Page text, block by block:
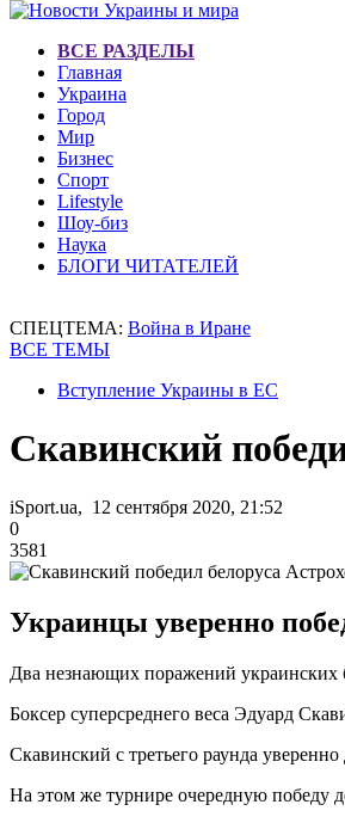
ВСЕ РАЗДЕЛЫ
Главная
Украина
Город
Мир
Бизнес
Спорт
Lifestyle
Шоу-биз
Наука
БЛОГИ ЧИТАТЕЛЕЙ
СПЕЦТЕМА: Война в Иране
ВСЕ ТЕМЫ
Вступление Украины в ЕС
Скавинский
iSport.ua, 12 сентября 2020, 21:52
0
3581
Украинцы уверенно
Два незнающих поражений украинских
Боксер суперсреднего веса Эдуард
Скавинский с третьего раунда
На этом же турнире очередную победу